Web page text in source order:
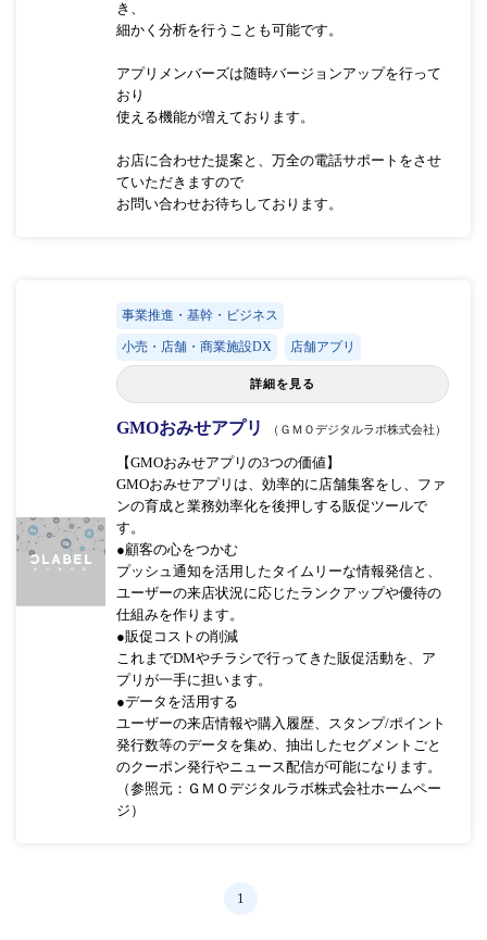
き、
細かく分析を行うことも可能です。
アプリメンバーズは随時バージョンアップを行って
おり
使える機能が増えております。
お店に合わせた提案と、万全の電話サポートをさせ
ていただきますので
お問い合わせお待ちしております。
事業推進・基幹・ビジネス
小売・店舗・商業施設DX 店舗アプリ
詳細を見る
GMOおみせアプリ （ＧＭＯデジタルラボ株式会社）
【GMOおみせアプリの3つの価値】
GMOおみせアプリは、効率的に店舗集客をし、ファ
ンの育成と業務効率化を後押しする販促ツールで
す。
●顧客の心をつかむ
プッシュ通知を活用したタイムリーな情報発信と、
ユーザーの来店状況に応じたランクアップや優待の
仕組みを作ります。
●販促コストの削減
これまでDMやチラシで行ってきた販促活動を、ア
プリが一手に担います。
●データを活用する
ユーザーの来店情報や購入履歴、スタンプ/ポイント
発行数等のデータを集め、抽出したセグメントごと
のクーポン発行やニュース配信が可能になります。
（参照元：ＧＭＯデジタルラボ株式会社ホームペー
ジ）
1